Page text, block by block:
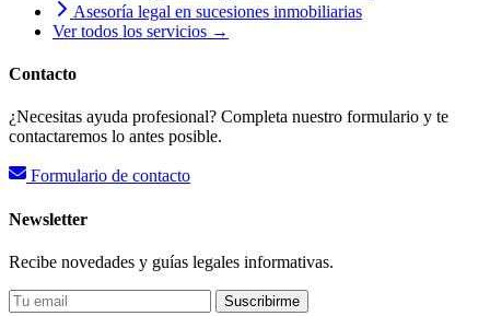
Asesoría legal en sucesiones inmobiliarias
Ver todos los servicios →
Contacto
¿Necesitas ayuda profesional? Completa nuestro formulario y te
contactaremos lo antes posible.
Formulario de contacto
Newsletter
Recibe novedades y guías legales informativas.
Suscribirme